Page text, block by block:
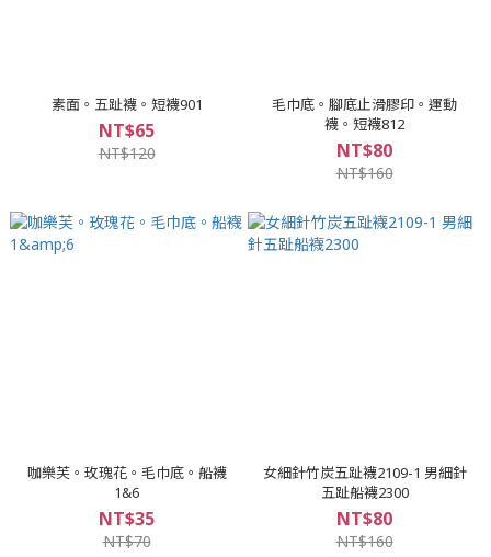
素面。五趾襪。短襪901
NT$65
NT$120
毛巾底。腳底止滑膠印。運動
襪。短襪812
NT$80
NT$160
咖樂芙。玫瑰花。毛巾底。船襪
1&6
NT$35
NT$70
女細針竹炭五趾襪2109-1 男細針
五趾船襪2300
NT$80
NT$160